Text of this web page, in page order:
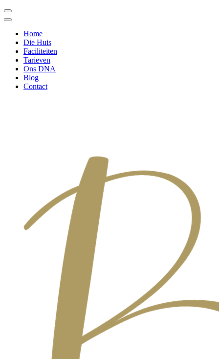
Home
Die Huis
Faciliteiten
Tarieven
Ons DNA
Blog
Contact